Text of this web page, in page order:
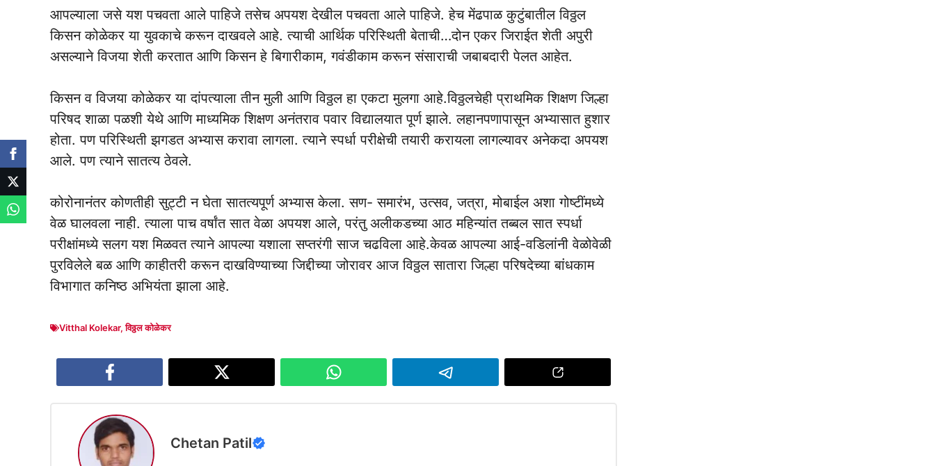
आपल्याला जसे यश पचवता आले पाहिजे तसेच अपयश देखील पचवता आले पाहिजे. हेच मेंढपाळ कुटुंबातील विठ्ठल
किसन कोळेकर या युवकाचे करून दाखवले आहे. त्याची आर्थिक परिस्थिती बेताची…दोन एकर जिराईत शेती अपुरी
असल्याने विजया शेती करतात आणि किसन हे बिगारीकाम, गवंडीकाम करून संसाराची जबाबदारी पेलत आहेत.
किसन व विजया कोळेकर या दांपत्याला तीन मुली आणि विठ्ठल हा एकटा मुलगा आहे.विठ्ठलचेही प्राथमिक शिक्षण जिल्हा
परिषद शाळा पळशी येथे आणि माध्यमिक शिक्षण अनंतराव पवार विद्यालयात पूर्ण झाले. लहानपणापासून अभ्यासात हुशार
होता. पण परिस्थिती झगडत अभ्यास करावा लागला. त्याने स्पर्धा परीक्षेची तयारी करायला लागल्यावर अनेकदा अपयश
आले. पण त्याने सातत्य ठेवले.
कोरोनानंतर कोणतीही सुट्टी न घेता सातत्यपूर्ण अभ्यास केला. सण- समारंभ, उत्सव, जत्रा, मोबाईल अशा गोष्टींमध्ये
वेळ घालवला नाही. त्याला पाच वर्षांत सात वेळा अपयश आले, परंतु अलीकडच्या आठ महिन्यांत तब्बल सात स्पर्धा
परीक्षांमध्ये सलग यश मिळवत त्याने आपल्या यशाला सप्तरंगी साज चढविला आहे.केवळ आपल्या आई-वडिलांनी वेळोवेळी
पुरविलेले बळ आणि काहीतरी करून दाखविण्याच्या जिद्दीच्या जोरावर आज विठ्ठल सातारा जिल्हा परिषदेच्या बांधकाम
विभागात कनिष्ठ अभियंता झाला आहे.
Vitthal Kolekar,विठ्ठल कोळेकर
Chetan Patil